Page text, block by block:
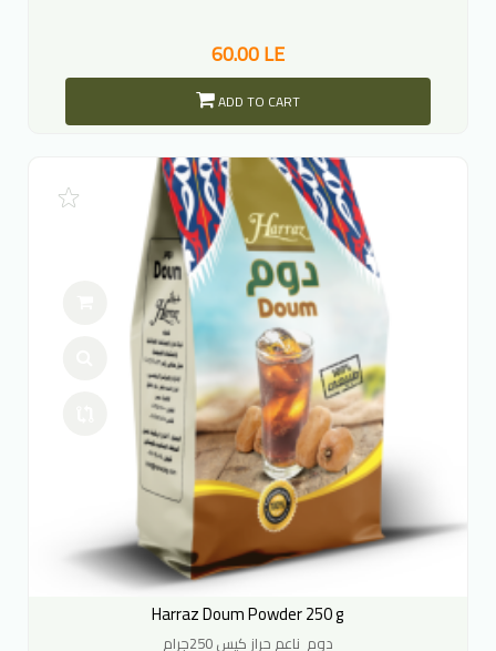
60.00 LE
ADD TO CART
Harraz Doum Powder 250 g
دوم ناعم حراز كيس 250جرام